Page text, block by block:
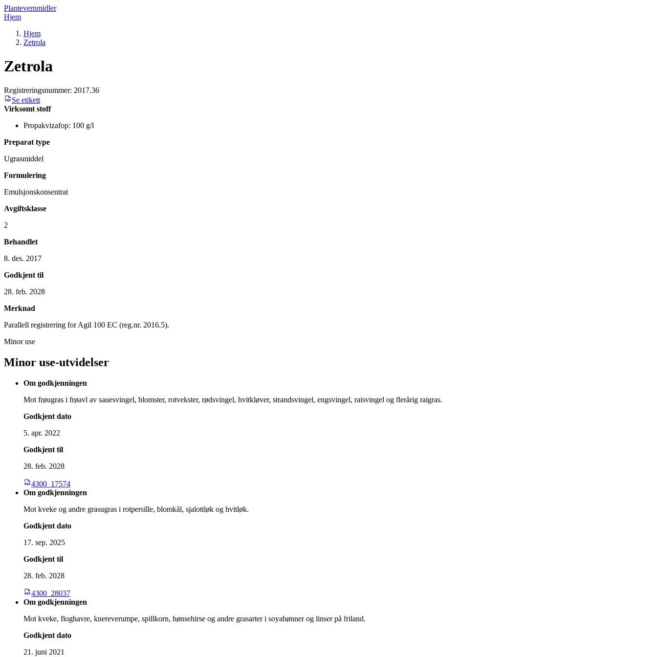
Plantevernmidler
Hjem
Hjem
Zetrola
Zetrola
Registreringsnummer: 2017.36
Se etikett
Virksomt stoff
Propakvizafop: 100 g/l
Preparat type
Ugrasmiddel
Formulering
Emulsjonskonsentrat
Avgiftsklasse
2
Behandlet
8. des. 2017
Godkjent til
28. feb. 2028
Merknad
Parallell registrering for Agil 100 EC (reg.nr. 2016.5).
Minor use
Minor use-utvidelser
Om godkjenningen
Mot frøugras i frøavl av sauesvingel, blomster, rotvekster, rødsvingel, hvitkløver, strandsvingel, engsvingel, raisvingel og flerårig raigras.
Godkjent dato
5. apr. 2022
Godkjent til
28. feb. 2028
4300_17574
Om godkjenningen
Mot kveke og andre grasugras i rotpersille, blomkål, sjalottløk og hvitløk.
Godkjent dato
17. sep. 2025
Godkjent til
28. feb. 2028
4300_28037
Om godkjenningen
Mot kveke, floghavre, knereverumpe, spillkorn, hønsehirse og andre grasarter i soyabønner og linser på friland.
Godkjent dato
21. juni 2021